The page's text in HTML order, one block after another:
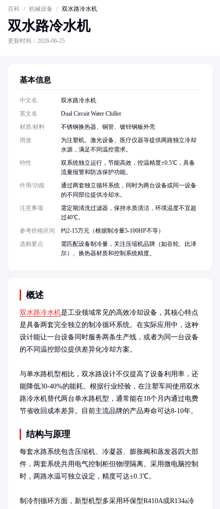
百科 / 机械设备 / 双水路冷水机
双水路冷水机
更新时间：2026-06-25
概述
双水路冷水机是工业领域常见的高效冷却设备，其核心特点
是具备两套完全独立的制冷循环系统。在实际应用中，这种
设计能让一台设备同时服务两条生产线，或者为同一台设备
的不同温控部位提供差异化冷却方案。
与单水路机型相比，双水路设计不仅提高了设备利用率，还
能降低30-40%的能耗。根据行业经验，在注塑车间使用双水
路冷水机替代两台单水路机型，通常能在18个月内通过电费
节省收回成本差异。目前主流品牌的产品寿命可达8-10年。
结构与原理
每套水路系统包含压缩机、冷凝器、膨胀阀和蒸发器四大部
件，两套系统共用电气控制柜但物理隔离。采用微电脑控制
时，两路水温可独立设定，精度可达±0.3℃。
制冷剂循环方面，新型机型多采用环保型R410A或R134a冷
基本信息
中文名
双水路冷水机
英文名
Dual Circuit Water Chiller
材质/材料
不锈钢换热器、铜管、镀锌钢板外壳
用途
为注塑机、激光设备、医疗仪器等提供两路独立冷却
水源，满足不同温控需求。
特性
双系统独立运行，节能高效，控温精度±0.5℃，具备
流量报警和防冻保护功能。
作用/功能
通过两套独立循环系统，同时为两台设备或同一设备
的不同部位提供冷却水。
注意事项
需定期清洗过滤器，保持水质清洁，环境温度不宜超
过40℃。
参考价格区间
约2-15万元（根据制冷量5-100HP不等）
选购要点
需匹配设备制冷量，关注压缩机品牌（如谷轮、比泽
尔）、换热器材质和控制系统精度。